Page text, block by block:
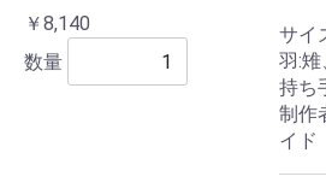
￥8,140
数量
サイ
羽:
持ち
制作
イド